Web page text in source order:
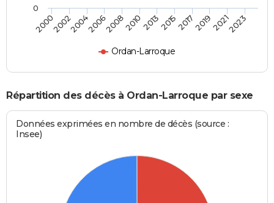
Ordan-Larroque
200020022004200620082010201320152017201920212023
0
Répartition des décès à Ordan-Larroque par sexe
Données exprimées en nombre de décès (source :
Insee)